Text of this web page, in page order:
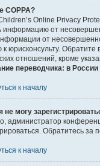
COPPA?
Online Privacy
информацию от
от
юрисконсульту.
отношений, кроме
переводчика: в
к началу
не могу
администратор
Обратитесь
к началу